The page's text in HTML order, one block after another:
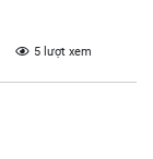
5 lượt xem